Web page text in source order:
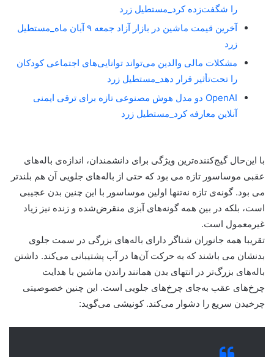
را شگفت‌زده کرد_مستطیل زرد
آخرین قیمت ماشین در بازار آزاد جمعه ۹ آبان ماه_مستطیل
زرد
مشکلات مالی والدین می‌تواند توانایی‌های اجتماعی کودکان
را تحت‌تأثیر قرار دهد_مستطیل زرد
OpenAI دو مدل هوش مصنوعی تازه برای ترقی ایمنی
آنلاین معارفه کرد_مستطیل زرد
با این‌حال گیج‌کننده‌ترین ویژگی برای دانشمندان، اندازه‌ی باله‌های
عقبی موساسور تازه می بود که حتی از باله‌های جلویی آن هم بلندتر
می بود. گونه‌ی تازه نه‌تنها اولین موساسور با این چنین بدن عجیبی
است، بلکه در بین همه گونه‌های آبزی منقرض‌شده و زنده نیز زیاد
غیرمعمول است.
تقریبا همه جانوران شناگر دارای باله‌های بزرگی در سمت جلوی
بدنشان می باشند که به حرکت آن‌ها در آب پشتیبانی می‌کند. داشتن
باله‌های بزرگ‌تر در انتهای بدن همانند راندن ماشین با هدایت
چرخ‌های عقب به‌جای چرخ‌های جلویی است. این چنین خصوصیتی
چرخیدن سریع را دشوار می‌کند. کونیشی می‌گوید: